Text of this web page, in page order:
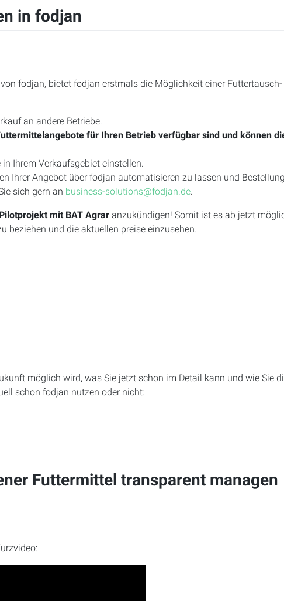
in fodjan
fodjan, bietet fodjan erstmals die Möglichkeit einer Futtertausch-
an andere Betriebe.
für Ihren Betrieb verfügbar sind und können
Ihrem Verkaufsgebiet einstellen.
Ihrer Angebot über fodjan automatisieren zu lassen und
sich gern an business-solutions@fodjan.de.
mit BAT Agrar anzukündigen! Somit ist es ab jetzt
beziehen und die aktuellen preise einzusehen.
möglich wird, was Sie jetzt schon im Detail kann und wie Sie
schon fodjan nutzen oder nicht:
Futtermittel transparent managen